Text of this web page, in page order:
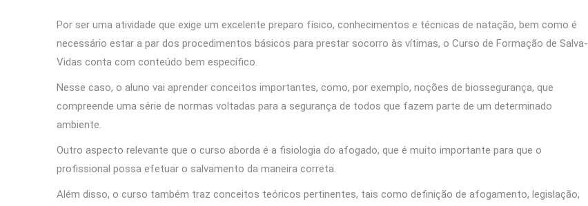
Por ser uma atividade que exige um excelente preparo físico, conhecimentos e técnicas de natação, bem como é
necessário estar a par dos procedimentos básicos para prestar socorro às vítimas, o Curso de Formação de Salva-
Vidas conta com conteúdo bem específico.
Nesse caso, o aluno vai aprender conceitos importantes, como, por exemplo, noções de biossegurança, que
compreende uma série de normas voltadas para a segurança de todos que fazem parte de um determinado
ambiente.
Outro aspecto relevante que o curso aborda é a fisiologia do afogado, que é muito importante para que o
profissional possa efetuar o salvamento da maneira correta.
Além disso, o curso também traz conceitos teóricos pertinentes, tais como definição de afogamento, legislação,